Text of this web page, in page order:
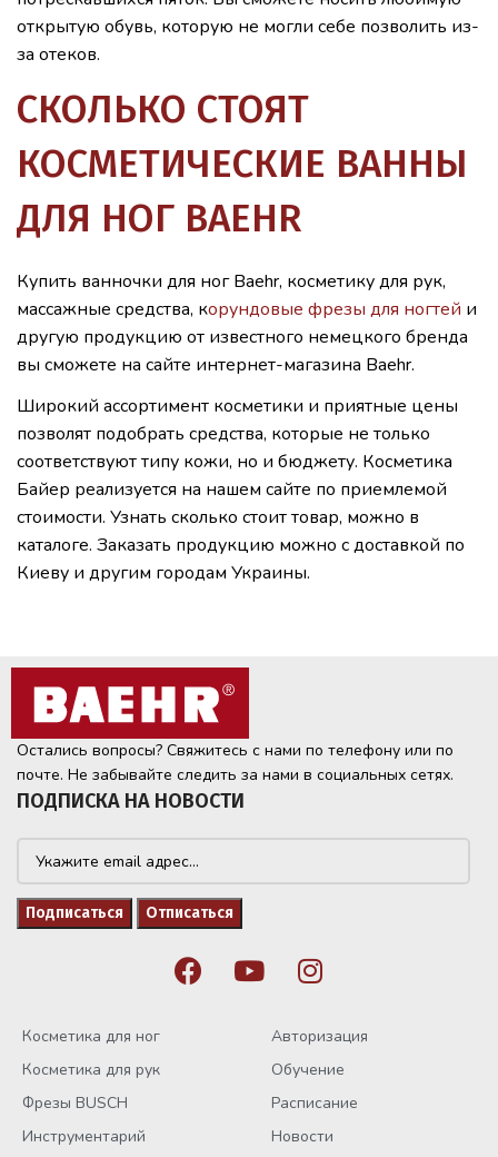
открытую обувь, которую не могли себе позволить из-
за отеков.
СКОЛЬКО СТОЯТ
КОСМЕТИЧЕСКИЕ ВАННЫ
ДЛЯ НОГ BAEHR
Купить ванночки для ног Baehr, косметику для рук,
массажные средства, корундовые фрезы для ногтей и
другую продукцию от известного немецкого бренда
вы сможете на сайте интернет-магазина Baehr.
Широкий ассортимент косметики и приятные цены
позволят подобрать средства, которые не только
соответствуют типу кожи, но и бюджету. Косметика
Байер реализуется на нашем сайте по приемлемой
стоимости. Узнать сколько стоит товар, можно в
каталоге. Заказать продукцию можно с доставкой по
Киеву и другим городам Украины.
Остались вопросы? Свяжитесь с нами по телефону или по
почте. Не забывайте следить за нами в социальных сетях.
ПОДПИСКА НА НОВОСТИ
Косметика для ног
Косметика для рук
Фрезы BUSCH
Инструментарий
Авторизация
Обучение
Расписание
Новости